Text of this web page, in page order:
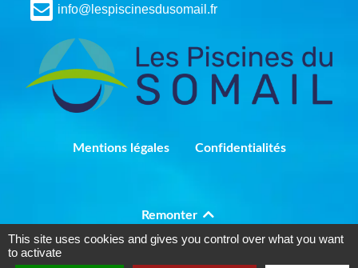
info@lespiscinesdusomail.fr
Mentions légales Confidentialités
Remonter
ConceptionOpenGateway
This site uses cookies and gives you control over what you want
to activate